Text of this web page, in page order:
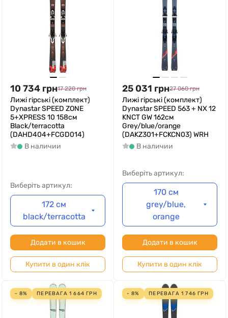
10 734 грн17 220 грн
Лижі гірські (комплект)
Dynastar SPEED ZONE
5+XPRESS 10 158см
Black/terracotta
(DAHD404+FCGD014)
В наличии
Виберіть артикул:
172 см
black/terracotta
Додати в кошик
Купити в один клік
25 031 грн27 060 грн
Лижі гірські (комплект)
Dynastar SPEED 563 + NX 12
KNCT GW 162см
Grey/blue/orange
(DAKZ301+FCKCN03) WRH
В наличии
Виберіть артикул:
170 см
grey/blue,
orange
Додати в кошик
Купити в один клік
- 8% ПЕРЕВАГА1 664 ГРН - 8% ПЕРЕВАГА1 746 ГРН